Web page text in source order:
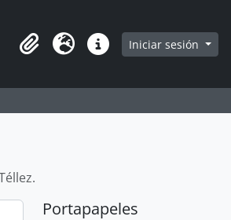
Portapapeles
Idioma Enlaces rápidos
Iniciar sesión
Portapapeles